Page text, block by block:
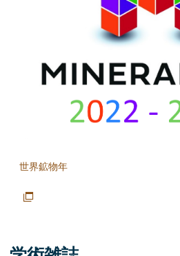
世界鉱物年